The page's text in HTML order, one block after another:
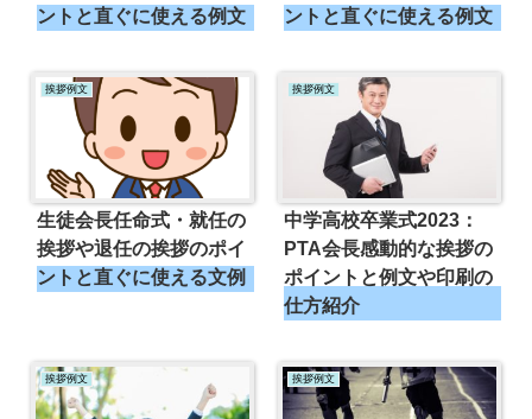
ントと直ぐに使える例文
ントと直ぐに使える例文
挨拶例文
生徒会長任命式・就任の
挨拶や退任の挨拶のポイ
ントと直ぐに使える文例
挨拶例文
中学高校卒業式2023：
PTA会長感動的な挨拶の
ポイントと例文や印刷の
仕方紹介
挨拶例文 挨拶例文